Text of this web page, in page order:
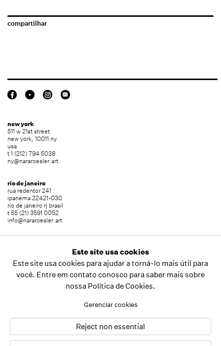
compartilhar
new york
511 w 21st street
new york, 10011 ny
usa
t 1 (212) 794 5038
ny@nararoesler.art
rio de janeiro
rua redentor 241
ipanema 22421-030
rio de janeiro rj brasil
t 55 (21) 3591 0052
info@nararoesler.art
jardim europa 01449-001
são paulo sp brasil
t 55 (11) 2039 5454
info@nararoesler.art
site produzido por artlogic
Este site usa cookies
Este site usa cookies para ajudar a torná-lo mais útil para
você. Entre em contato conosco para saber mais sobre
nossa Política de Cookies.
Gerenciar cookies
Reject non essential